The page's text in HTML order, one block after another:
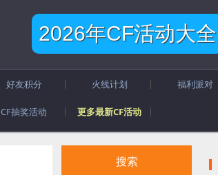
2026年CF活动大全
好友积分 火线计划 福利派对
CF抽奖活动 更多最新CF活动